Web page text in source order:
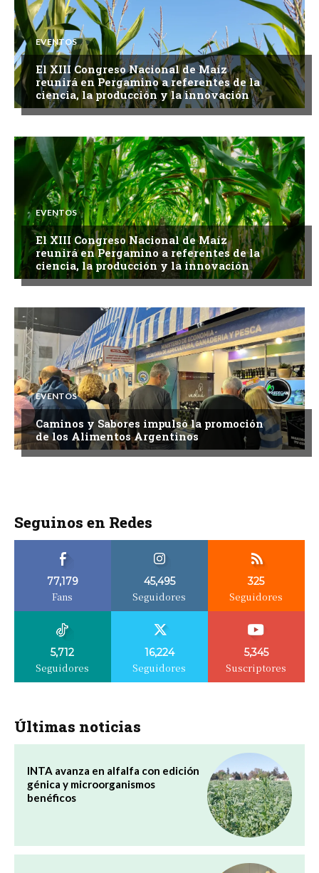
EVENTOS
El XIII Congreso Nacional de Maíz
reunirá en Pergamino a referentes de la
ciencia, la producción y la innovación
EVENTOS
El XIII Congreso Nacional de Maíz
reunirá en Pergamino a referentes de la
ciencia, la producción y la innovación
EVENTOS
Caminos y Sabores impulsó la promoción
de los Alimentos Argentinos
Seguinos en Redes
77,179
Fans
45,495
Seguidores
325
Seguidores
5,712
Seguidores
16,224
Seguidores
5,345
Suscriptores
Últimas noticias
INTA avanza en alfalfa con edición
génica y microorganismos
benéficos